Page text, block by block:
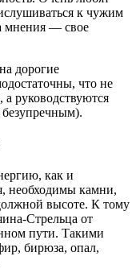
к чужим
мнения — свое
дорогие
что не
а руководствуются
безупречным).
как и
необходимы камни,
высоте. К тому
Стрельца от
пути. Такими
бирюза, опал,